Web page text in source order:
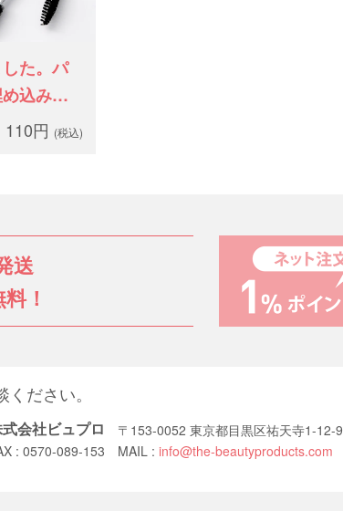
た。パ
込みス
シ（キャ
110円 (税込)
送
！
ださい。
会社ビュプロ
〒153-0052 東京都目黒区祐天寺1-12-9
: 0570-089-153
MAIL : info@the-beautyproducts.com